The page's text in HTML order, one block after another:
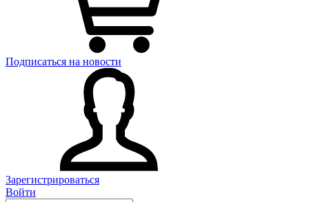
Подписаться на новости
Зарегистрироваться
Войти